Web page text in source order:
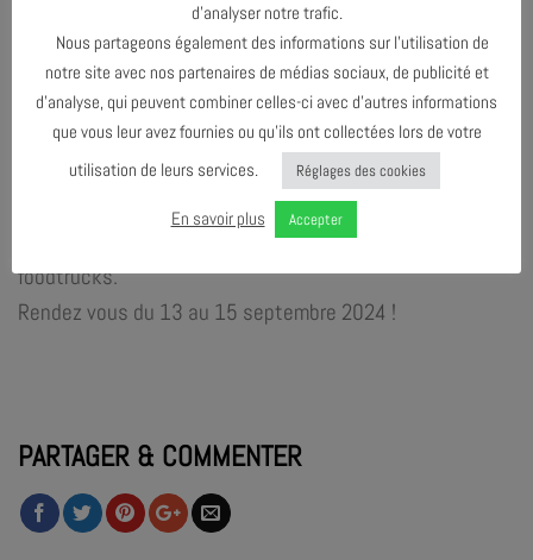
l’Eau Unesco de Montpellier, nous proposent des thèmes
et des invités en lien avec les enjeux actuels des
usages de l’eau et des risques pour nos territoires.
En écho aux JO Paris 2024, nous proposons une journée
autour de l’Eau et du sport avec des installations,
animations au Relais Fluvial des Estères :
démonstrations d’aviron, animations bateau, concerts,
foodtrucks.
Rendez vous du 13 au 15 septembre 2024 !
PARTAGER & COMMENTER
d’analyser notre trafic.
Nous partageons également des informations sur l’utilisation de
notre site avec nos partenaires de médias sociaux, de publicité et
d’analyse, qui peuvent combiner celles-ci avec d’autres informations
que vous leur avez fournies ou qu’ils ont collectées lors de votre
utilisation de leurs services.
Réglages des cookies
En savoir plus Accepter